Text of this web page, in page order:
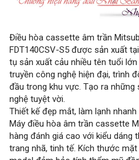
Điều hòa cassette âm trần
FDT140CSV-S5 được sản xuất
tụ sản xuất cảu nhiều tên tuổi lớn
truyền công nghệ hiện đại, trình
đầu trong khu vực. Tạo ra những
nghệ tuyệt vời.
Thiết kế đẹp mắt, làm lạnh nhanh
Máy điều hòa âm trần cassette
hàng đánh giá cao với kiểu dáng
trang nhã, tinh tế. Kích thước